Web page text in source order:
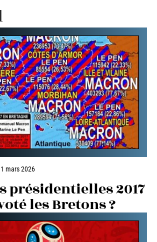
mars 2026
présidentielles 2017
les Bretons ?